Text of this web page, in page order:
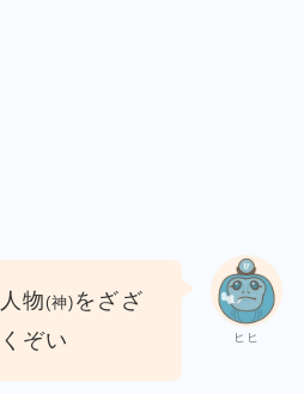
ヒヒ
物(神) をざざ
ぞい